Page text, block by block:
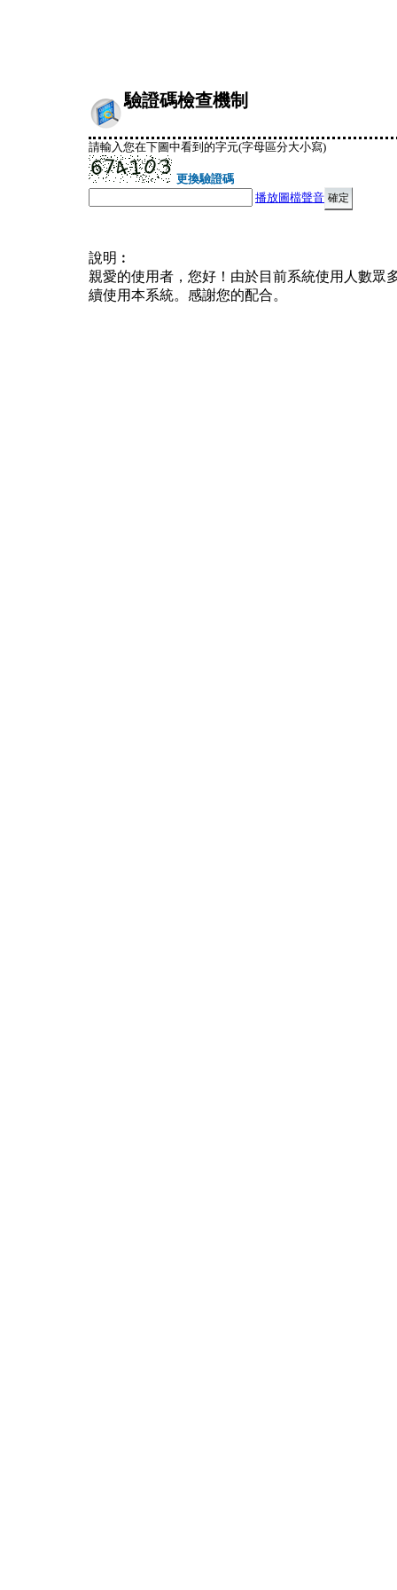
驗證碼檢查機制
請輸入您在下圖中看到的字元(字母區分大小寫)
更換驗證碼
播放圖檔聲音
說明︰
親愛的使用者，您好！由於目前系統使用人數眾
續使用本系統。感謝您的配合。